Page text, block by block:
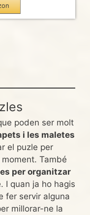
poden ser molt
i les maletes
el puzle per
També
per organitzar
I quan ja ho hagis
fer servir alguna
millorar-ne la